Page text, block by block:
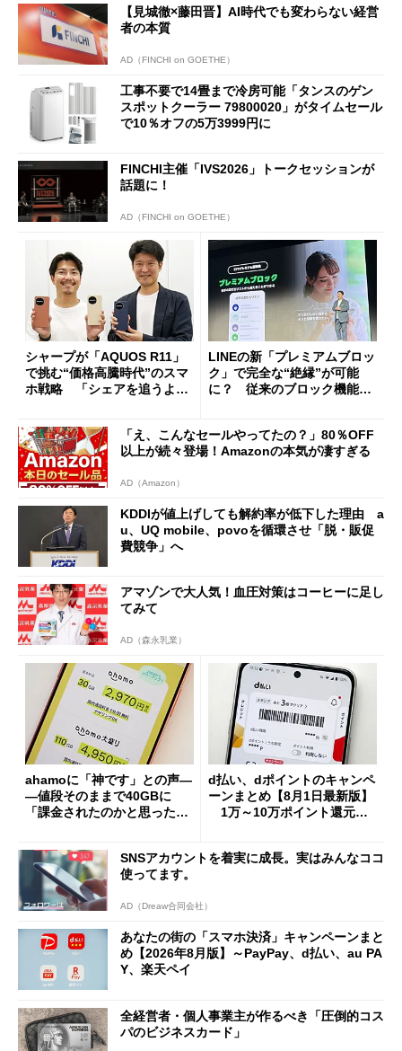
【見城徹×藤田晋】AI時代でも変わらない経営
者の本質
AD（FINCHI on GOETHE）
工事不要で14畳まで冷房可能「タンスのゲン
スポットクーラー 79800020」がタイムセール
で10％オフの5万3999円に
FINCHI主催「IVS2026」トークセッションが
話題に！
AD（FINCHI on GOETHE）
シャープが「AQUOS R11」
で挑む“価格高騰時代”のスマ
ホ戦略 「シェアを追うより
LINEの新「プレミアムブロッ
ク」で完全な“絶縁”が可能
に？ 従来のブロック機能と
「え、こんなセールやってたの？」80％OFF
以上が続々登場！Amazonの本気が凄すぎる
AD（Amazon）
KDDIが値上げしても解約率が低下した理由 a
u、UQ mobile、povoを循環させ「脱・販促
費競争」へ
アマゾンで大人気！血圧対策はコーヒーに足し
てみて
AD（森永乳業）
ahamoに「神です」との声―
―値段そのままで40GBに
「課金されたのかと思った」
d払い、dポイントのキャンペ
ーンまとめ【8月1日最新版】
1万～10万ポイント還元の
SNSアカウントを着実に成長。実はみんなココ
使ってます。
AD（Dreaw合同会社）
あなたの街の「スマホ決済」キャンペーンまと
め【2026年8月版】～PayPay、d払い、au PA
Y、楽天ペイ
全経営者・個人事業主が作るべき「圧倒的コス
パのビジネスカード」